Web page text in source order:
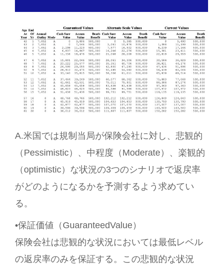
A.米国では規制当局が保険会社に対し、悲観的
（Pessimistic）、中程度（Moderate）、楽観的
（optimistic）な状況の3つのシナリオで返戻率
がどのようになるかを予測するよう求めてい
る。
•保証価値（GuaranteedValue）
保険会社は悲観的な状況においては最低レベル
の返戻率のみを保証する。この悲観的な状況